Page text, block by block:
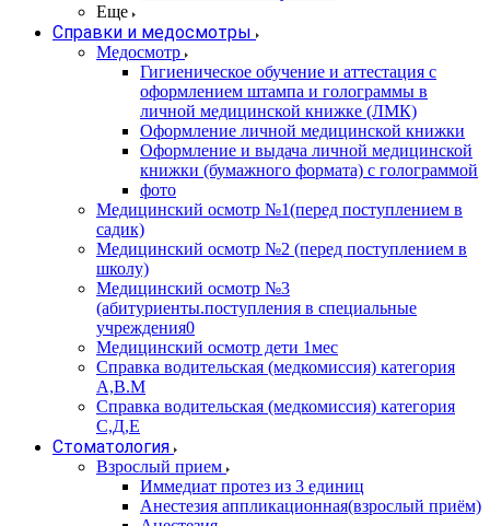
Еще
Справки и медосмотры
Медосмотр
Гигиеническое обучение и аттестация с
оформлением штампа и голограммы в
личной медицинской книжке (ЛМК)
Оформление личной медицинской книжки
Оформление и выдача личной медицинской
книжки (бумажного формата) с голограммой
фото
Медицинский осмотр №1(перед поступлением в
садик)
Медицинский осмотр №2 (перед поступлением в
школу)
Медицинский осмотр №3
(абитуриенты.поступления в специальные
учреждения0
Медицинский осмотр дети 1мес
Справка водительская (медкомиссия) категория
А,В.М
Справка водительская (медкомиссия) категория
С,Д,Е
Стоматология
Взрослый прием
Иммедиат протез из 3 единиц
Анестезия аппликационная(взрослый приём)